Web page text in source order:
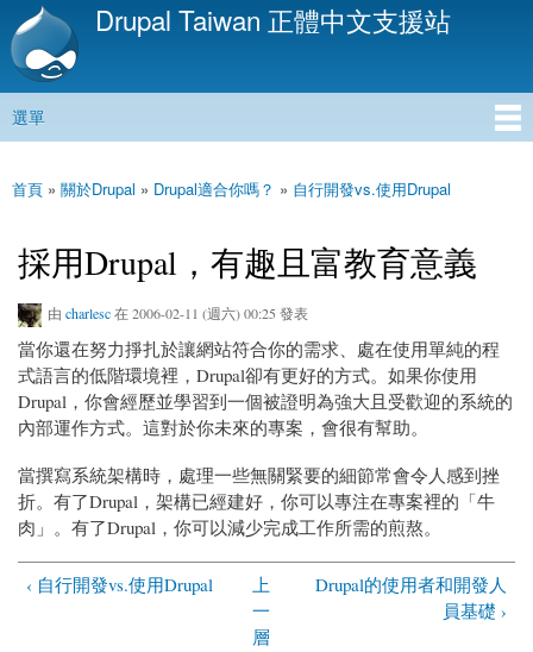
移
內
Drupal Taiwan 正體中文支援站
主選單
選單
您在這裡
首頁 » 關於Drupal » Drupal適合你嗎？ » 自行開發vs.使用Drupal
採用Drupal，有趣且富教育意義
由 charlesc在 2006-02-11 (週六) 00:25 發表
當你還在努力掙扎於讓網站符合你的需求、處在使用單純的程
式語言的低階環境裡，Drupal卻有更好的方式。如果你使用
Drupal，你會經歷並學習到一個被證明為強大且受歡迎的系統的
內部運作方式。這對於你未來的專案，會很有幫助。
當撰寫系統架構時，處理一些無關緊要的細節常會令人感到挫
折。有了Drupal，架構已經建好，你可以專注在專案裡的「牛
肉」。有了Drupal，你可以減少完成工作所需的煎熬。
‹ 自行開發vs.使用Drupal
上
一
層
Drupal的使用者和開發人
員基礎 ›